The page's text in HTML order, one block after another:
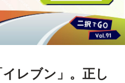
レブン」。正し